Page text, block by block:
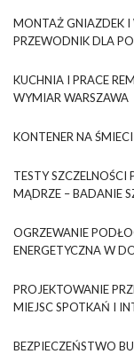
MONTAŻ GNIAZDEK I
PRZEWODNIK DLA
KUCHNIA I PRACE
WYMIAR WARSZAWA
KONTENER NA
TESTY SZCZELNOŚCI
MĄDRZE – BADANIE
OGRZEWANIE
ENERGETYCZNA W
PROJEKTOWANIE
MIEJSC SPOTKAŃ I
BEZPIECZEŃSTWO